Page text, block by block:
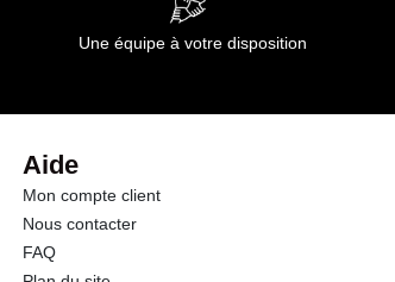
Une équipe à votre disposition
Aide
Mon compte client
Nous contacter
FAQ